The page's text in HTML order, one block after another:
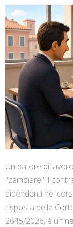
Un datore di
"cambiare" il
dipendenti nel
risposta della
2645/2026, è un